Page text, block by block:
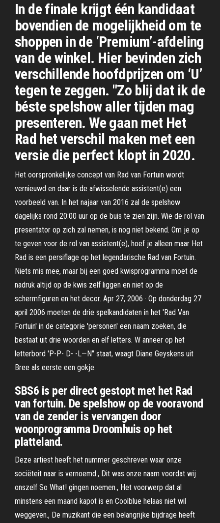
In de finale krijgt één kandidaat
bovendien de mogelijkheid om te
shoppen in de ‘Premium’-afdeling
van de winkel. Hier bevinden zich
verschillende hoofdprijzen om ‘U’
tegen te zeggen. "Zo blij dat ik de
béste spelshow aller tijden mag
presenteren. We gaan met Het
Rad het verschil maken met een
versie die perfect klopt in 2020.
Het oorspronkelijke concept van Rad van Fortuin wordt
vernieuwd en daar is de afwisselende assistent(e) een
voorbeeld van. In het najaar van 2016 zal de spelshow
dagelijks rond 20:00 uur op de buis te zien zijn. Wie de rol van
presentator op zich zal nemen, is nog niet bekend. Om je op
te geven voor de rol van assistent(e), hoef je alleen maar Het
Rad is een persiflage op het legendarische Rad van Fortuin.
Niets mis mee, maar bij een goed kwisprogramma moet de
nadruk altijd op de kwis zelf liggen en niet op de
schermfiguren en het decor. Apr 27, 2006 · Op donderdag 27
april 2006 moeten de drie spelkandidaten in het 'Rad Van
Fortuin' in de categorie 'personen' een naam zoeken, die
bestaat uit drie woorden en elf letters. W anneer op het
letterbord 'P-P- D- -L—N" staat, waagt Diane Geyskens uit
Bree als eerste een gokje.
SBS6 is per direct gestopt met het Rad
van fortuin. De spelshow op de vooravond
van de zender is vervangen door
woonprogramma Droomhuis op het
platteland.
Deze artiest heeft het nummer geschreven waar onze
sociëteit naar is vernoemd., Dit was onze naam voordat wij
onszelf So What! gingen noemen., Het voorwerp dat al
minstens een maand kapot is en Coolblue helaas niet wil
weggeven., De muzikant die een belangrijke bijdrage heeft